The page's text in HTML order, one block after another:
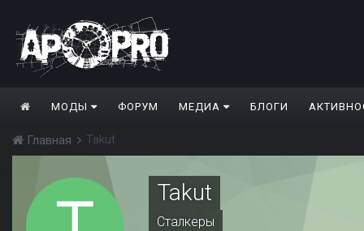
МОДЫ ФОРУМ МЕДИА БЛОГИ
Главная Takut
Takut
Сталкеры